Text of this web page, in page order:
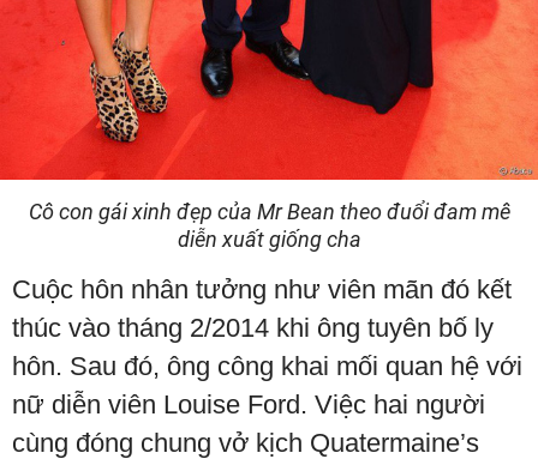
Cô con gái xinh đẹp của Mr Bean theo đuổi đam mê
diễn xuất giống cha
Cuộc hôn nhân tưởng như viên mãn đó kết
thúc vào tháng 2/2014 khi ông tuyên bố ly
hôn. Sau đó, ông công khai mối quan hệ với
nữ diễn viên Louise Ford. Việc hai người
cùng đóng chung vở kịch Quatermaine’s